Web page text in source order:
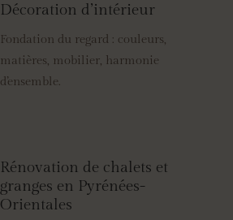
Décoration d’intérieur
Fondation du regard : couleurs,
matières, mobilier, harmonie
d’ensemble.
Rénovation de chalets et
granges en Pyrénées-
Orientales